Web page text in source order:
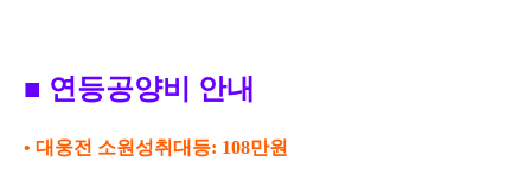
■ 연등공양비 안내
• 대웅전 소원성취대등: 108만원